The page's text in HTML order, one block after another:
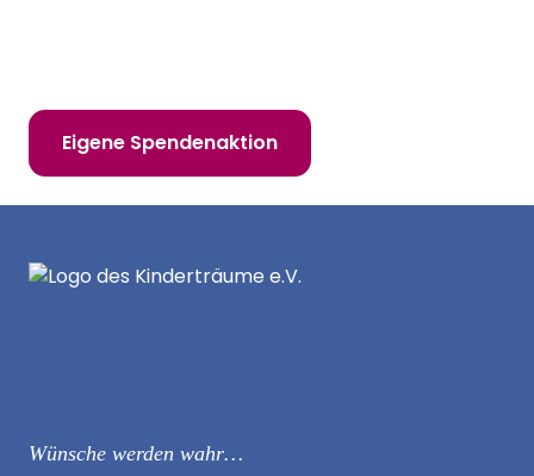
Eigene Spendenaktion
Wünsche werden wahr…